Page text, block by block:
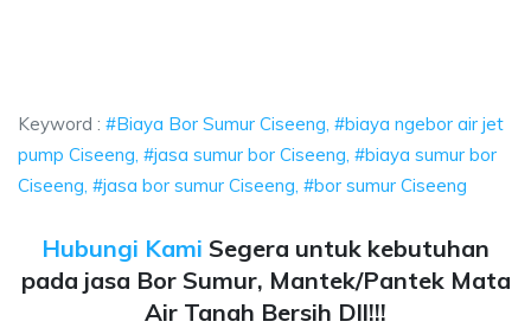
Keyword : #Biaya Bor Sumur Ciseeng, #biaya ngebor air jet
pump Ciseeng, #jasa sumur bor Ciseeng, #biaya sumur bor
Ciseeng, #jasa bor sumur Ciseeng, #bor sumur Ciseeng
Hubungi Kami Segera untuk kebutuhan
pada jasa Bor Sumur, Mantek/Pantek Mata
Air Tanah Bersih Dll!!!